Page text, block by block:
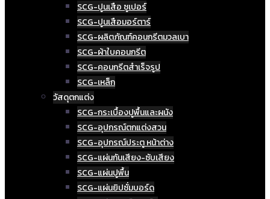
SCG-ปูนเสือ ซูเปอร์
SCG-ปูนเสือมอร์ตาร์
SCG-ผลิตภัณฑ์คอนกรีตมวลเบา
SCG-ผ้าใบคอนกรีต
SCG-คอนกรีตสำเร็จรูป
SCG-เหล็ก
วัสดุตกแต่ง
SCG-กระเบื้องปูพื้นและผนัง
SCG-อุปกรณ์ตกแต่งสวน
SCG-อุปกรณ์ประตู หน้าต่าง
SCG-แผ่นกันเสียง-ซับเสียง
SCG-แผ่นปูพื้น
SCG-แผ่นยิปซั่มบอร์ด